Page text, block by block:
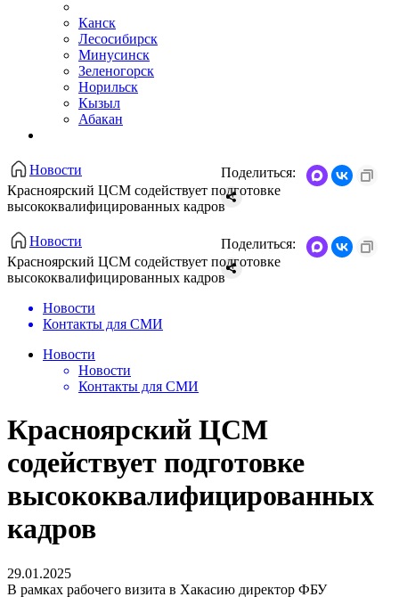
Канск
Лесосибирск
Минусинск
Зеленогорск
Норильск
Кызыл
Абакан
Новости
Красноярский ЦСМ содействует подготовке
высококвалифицированных кадров
Поделиться:
Новости
Красноярский ЦСМ содействует подготовке
высококвалифицированных кадров
Поделиться:
Новости
Контакты для СМИ
Новости
Новости
Контакты для СМИ
Красноярский ЦСМ
содействует подготовке
высококвалифицированных
кадров
29.01.2025
В рамках рабочего визита в Хакасию директор ФБУ